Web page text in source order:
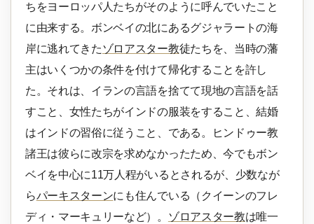
ちをヨーロッパ人たちがそのように呼んでいたこと
に由来する。ボンベイの北にあるグジャラートの海
岸に逃れてきたゾロアスター教徒たちを、当時の藩
主はいくつかの条件を付けて帰化することを許し
た。それは、イランの言語を捨てて現地の言語を話
すこと、女性たちがインドの服装をすること、結婚
はインドの習俗に従うこと、である。ヒンドゥー教
諸王は彼らに改宗を求めなかったため、今でもボン
ベイを中心に11万人程がいるとされるが、少数なが
らパーキスターンにも住んでいる（クイーンのフレ
ディ・マーキュリーなど）。 ゾロアスター教は唯一